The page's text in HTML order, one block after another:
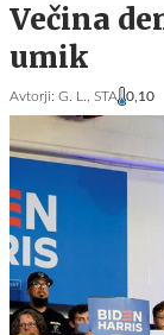
Večina
umik
Avtorji: G. L., STA 0,10